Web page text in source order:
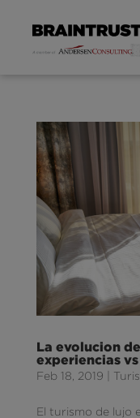
La evolucion
experiencias
Feb 18, 2019
El turismo de lujo